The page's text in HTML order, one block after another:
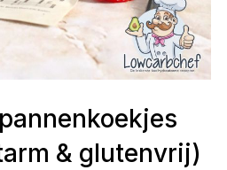
& glutenvrij)